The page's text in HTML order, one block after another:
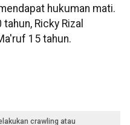
hukuman mati.
Ricky Rizal
15 tahun.
crawling atau